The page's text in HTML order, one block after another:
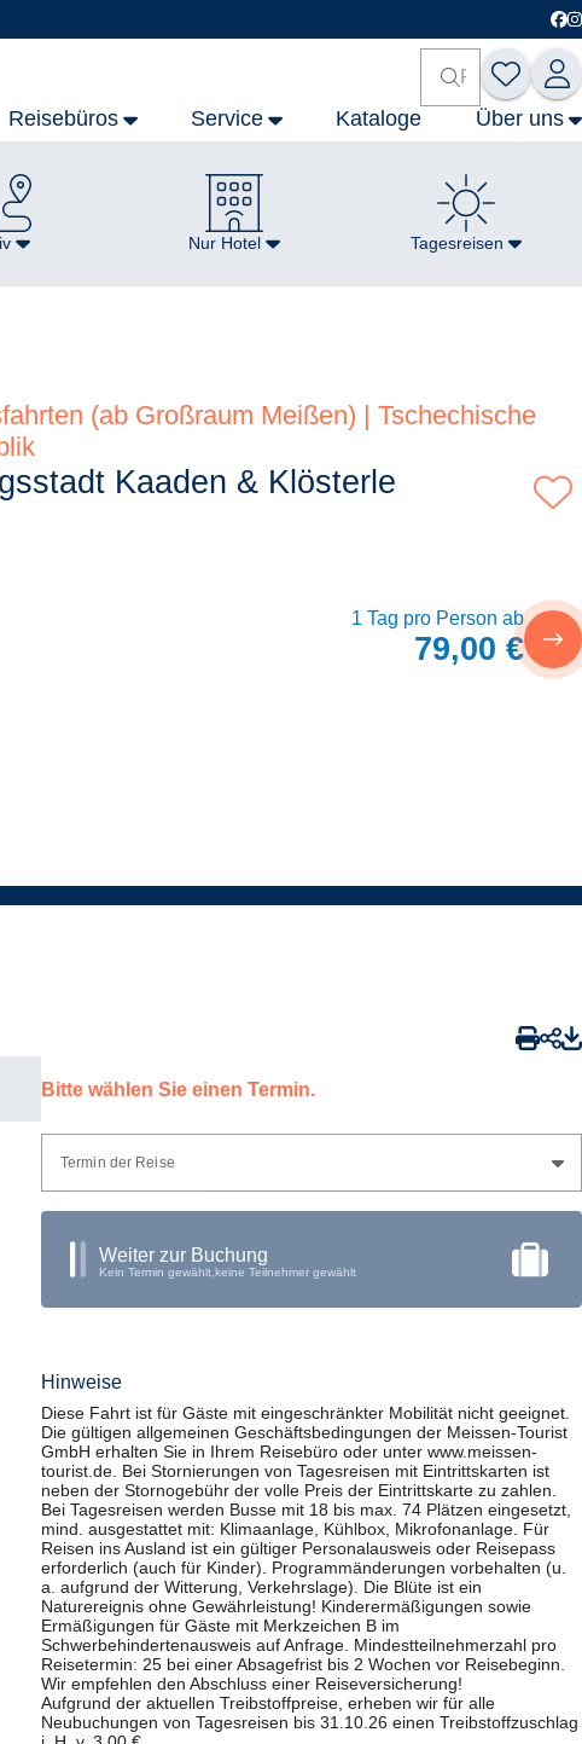
Reisebüros Service Kataloge Über uns
Nur Hotel Tagesreisen
(ab Großraum Meißen) | Tschechische
Kaaden & Klösterle
1 Tag pro Person ab
79,00 €
Bitte wählen Sie einen Termin.
Termin der Reise
Weiter zur Buchung
Kein Termin gewählt, keine Teilnehmer gewählt
Hinweise
Diese Fahrt ist für Gäste mit eingeschränkter Mobilität nicht geeignet.
Die gültigen allgemeinen Geschäftsbedingungen der Meissen-Tourist
GmbH erhalten Sie in Ihrem Reisebüro oder unter www.meissen-
tourist.de. Bei Stornierungen von Tagesreisen mit Eintrittskarten ist
neben der Stornogebühr der volle Preis der Eintrittskarte zu zahlen.
Bei Tagesreisen werden Busse mit 18 bis max. 74 Plätzen eingesetzt,
mind. ausgestattet mit: Klimaanlage, Kühlbox, Mikrofonanlage. Für
Reisen ins Ausland ist ein gültiger Personalausweis oder Reisepass
erforderlich (auch für Kinder). Programmänderungen vorbehalten (u.
a. aufgrund der Witterung, Verkehrslage). Die Blüte ist ein
Naturereignis ohne Gewährleistung! Kinderermäßigungen sowie
Ermäßigungen für Gäste mit Merkzeichen B im
Schwerbehindertenausweis auf Anfrage. Mindestteilnehmerzahl pro
Reisetermin: 25 bei einer Absagefrist bis 2 Wochen vor Reisebeginn.
Wir empfehlen den Abschluss einer Reiseversicherung!
Aufgrund der aktuellen Treibstoffpreise, erheben wir für alle
Neubuchungen von Tagesreisen bis 31.10.26 einen Treibstoffzuschlag